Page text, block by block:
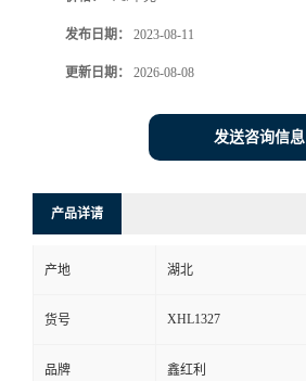
发布日期： 2023-08-11
更新日期： 2026-08-08
发送咨询信息
产品详请
产地 湖北
货号 XHL1327
品牌 鑫红利